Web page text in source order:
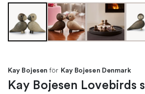
Kay Bojesen för Kay Bojesen Denmark
Kay Bojesen Lovebirds